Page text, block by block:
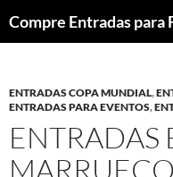
to
ENTRADAS COPA MUNDIAL,
ENTRADAS PARA EVENTOS,
ENTRADAS